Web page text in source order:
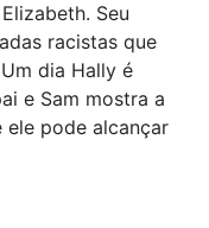
Seu
racistas que
dia Hally é
e Sam mostra a
ele pode alcançar